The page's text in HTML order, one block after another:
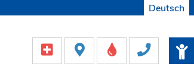
Deutsch